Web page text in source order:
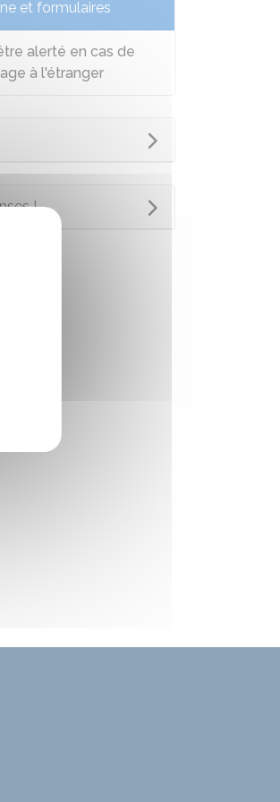
et formulaires
alerté en cas de
à l'étranger
!